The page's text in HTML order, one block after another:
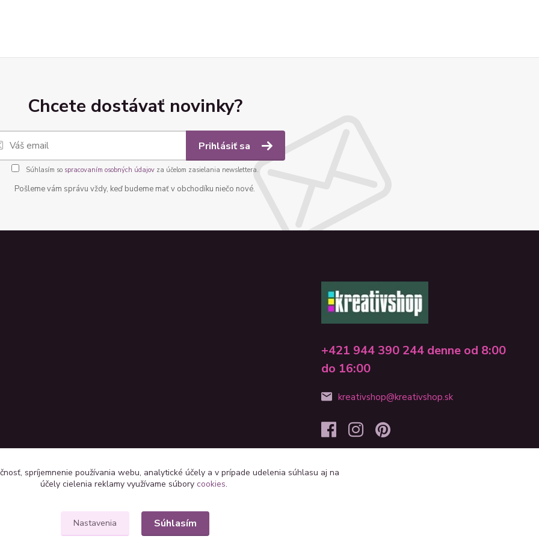
Chcete dostávať novinky?
Prihlásiť sa
Súhlasím so spracovaním osobných údajovza účelom zasielania newslettera.
Pošleme vám správu vždy, keď budeme mať v obchodíku niečo nové.
+421 944 390 244 denne od 8:00
do 16:00
kreativshop@kreativshop.sk
spríjemnenie používania webu, analytické účely a v prípade udelenia súhlasu aj na
účely cielenia reklamy využívame súbory cookies.
Nastavenia Súhlasím